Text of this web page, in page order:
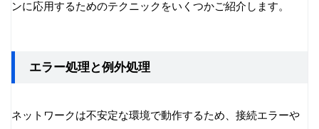
ンに応用するためのテクニックをいくつかご紹介します。
エラー処理と例外処理
ネットワークは不安定な環境で動作するため、接続エラーや